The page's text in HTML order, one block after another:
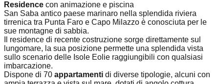
Residence con animazione e piscina
San Saba antico paese marinaro nella splendida riviera
tirrenica tra Punta Faro e Capo Milazzo è conosciuta per le
sue montagne di sabbia.
Il residence di recente costruzione sorge direttamente sul
lungomare, la sua posizione permette una splendida vista
sullo scenario delle Isole Eolie raggiungibili con qualsiasi
imbarcazione.
Dispone di 70 appartamenti di diverse tipologie, alcuni con